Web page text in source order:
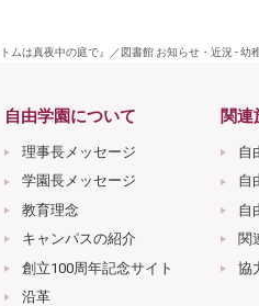
ムは真夜中の庭で』／図書館 お知らせ・近況 -
自由学園について
理事長メッセージ
学園長メッセージ
教育理念
キャンパスの紹介
創立100周年記念サイト
沿革
関連
自
自
自
関
協